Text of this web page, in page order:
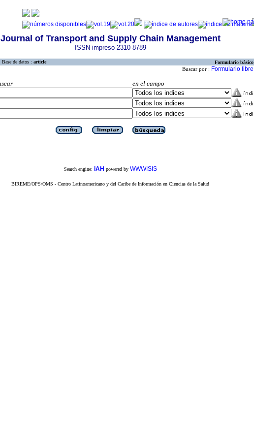
Journal of Transport and Supply Chain Management
ISSN impreso 2310-8789
Base de datos : article Formulario básico
Buscar por : Formulario libre
en el campo
Search engine: iAH powered by WWWISIS
BIREME/OPS/OMS - Centro Latinoamericano y del Caribe de Información en Ciencias de la Salud